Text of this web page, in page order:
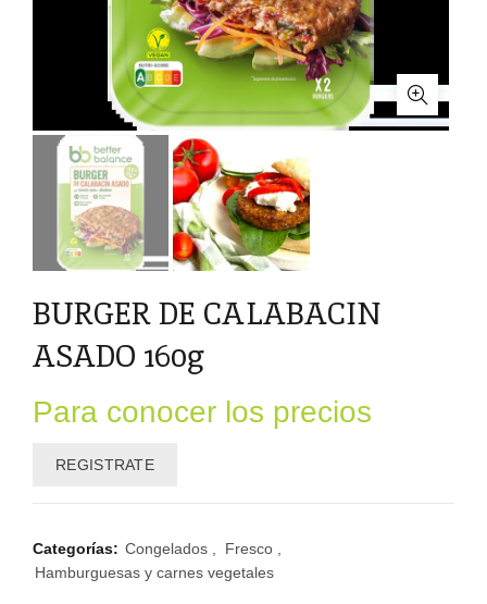
BURGER DE CALABACIN
ASADO 160g
Para conocer los precios
REGISTRATE
Categorías: Congelados , Fresco ,
Hamburguesas y carnes vegetales